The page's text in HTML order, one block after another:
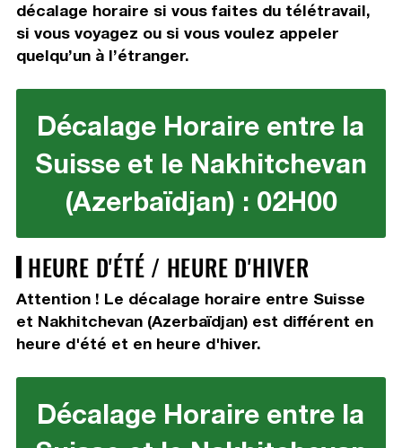
décalage horaire si vous faites du télétravail,
si vous voyagez ou si vous voulez appeler
quelqu’un à l’étranger.
Décalage Horaire entre la
Suisse et le Nakhitchevan
(Azerbaïdjan) : 02H00
HEURE D'ÉTÉ / HEURE D'HIVER
Attention ! Le décalage horaire entre Suisse
et Nakhitchevan (Azerbaïdjan) est différent en
heure d'été et en heure d'hiver.
Décalage Horaire entre la